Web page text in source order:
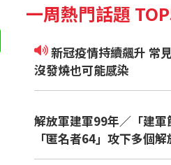
一周熱門話題
新冠疫情持續飆升 常見八大症狀
沒發燒也可能感染
解放軍建軍99年／「建軍
「匿名者64」攻下多個